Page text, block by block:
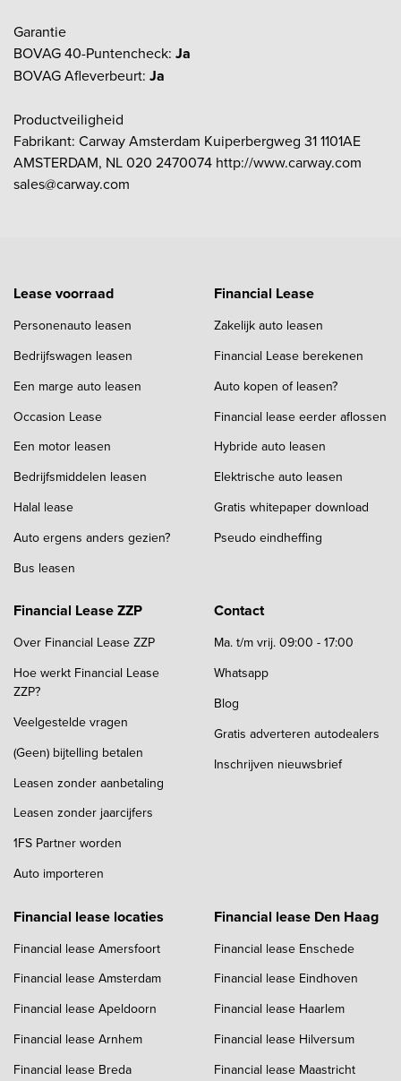
Garantie
BOVAG 40-Puntencheck: Ja
BOVAG Afleverbeurt: Ja
Productveiligheid
Fabrikant: Carway Amsterdam Kuiperbergweg 31 1101AE
AMSTERDAM, NL 020 2470074 http://www.carway.com
sales@carway.com
Lease voorraad
Personenauto leasen
Bedrijfswagen leasen
Een marge auto leasen
Occasion Lease
Een motor leasen
Bedrijfsmiddelen leasen
Halal lease
Auto ergens anders gezien?
Bus leasen
Financial Lease
Zakelijk auto leasen
Financial Lease berekenen
Auto kopen of leasen?
Financial lease eerder aflossen
Hybride auto leasen
Elektrische auto leasen
Gratis whitepaper download
Pseudo eindheffing
Financial Lease ZZP
Over Financial Lease ZZP
Hoe werkt Financial Lease
ZZP?
Veelgestelde vragen
(Geen) bijtelling betalen
Leasen zonder aanbetaling
Leasen zonder jaarcijfers
1FS Partner worden
Auto importeren
Contact
Ma. t/m vrij. 09:00 - 17:00
Whatsapp
Blog
Gratis adverteren autodealers
Inschrijven nieuwsbrief
Financial lease locaties
Financial lease Amersfoort
Financial lease Amsterdam
Financial lease Apeldoorn
Financial lease Arnhem
Financial lease Breda
Financial lease Den Haag
Financial lease Enschede
Financial lease Eindhoven
Financial lease Haarlem
Financial lease Hilversum
Financial lease Maastricht